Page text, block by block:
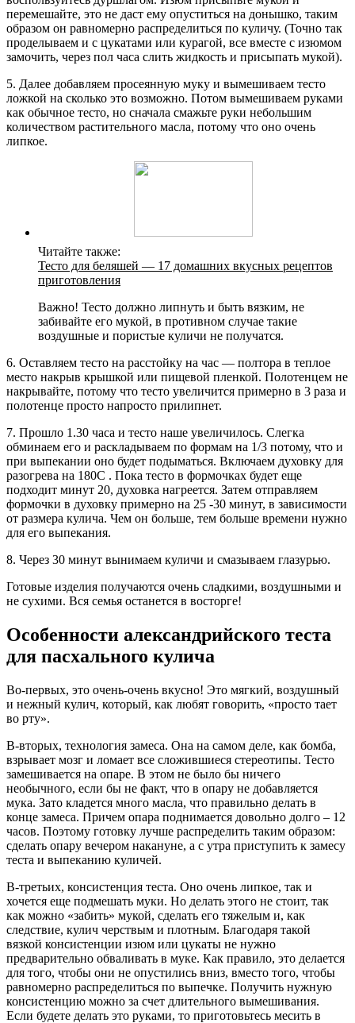
перемешайте, это не даст ему опуститься на донышко, таким
образом он равномерно распределиться по куличу. (Точно так
проделываем и с цукатами или курагой, все вместе с изюмом
замочить, через пол часа слить жидкость и присыпать мукой).
5. Далее добавляем просеянную муку и вымешиваем тесто
ложкой на сколько это возможно. Потом вымешиваем руками
как обычное тесто, но сначала смажьте руки небольшим
количеством растительного масла, потому что оно очень
липкое.
Читайте также:
Тесто для беляшей — 17 домашних вкусных рецептов
приготовления
Важно! Тесто должно липнуть и быть вязким, не
забивайте его мукой, в противном случае такие
воздушные и пористые куличи не получатся.
6. Оставляем тесто на расстойку на час — полтора в теплое
место накрыв крышкой или пищевой пленкой. Полотенцем не
накрывайте, потому что тесто увеличится примерно в 3 раза и
полотенце просто напросто прилипнет.
7. Прошло 1.30 часа и тесто наше увеличилось. Слегка
обминаем его и раскладываем по формам на 1/3 потому, что и
при выпекании оно будет подыматься. Включаем духовку для
разогрева на 180С . Пока тесто в формочках будет еще
подходит минут 20, духовка нагреется. Затем отправляем
формочки в духовку примерно на 25 -30 минут, в зависимости
от размера кулича. Чем он больше, тем больше времени нужно
для его выпекания.
8. Через 30 минут вынимаем куличи и смазываем глазурью.
Готовые изделия получаются очень сладкими, воздушными и
не сухими. Вся семья останется в восторге!
Особенности александрийского теста
для пасхального кулича
Во-первых, это очень-очень вкусно! Это мягкий, воздушный
и нежный кулич, который, как любят говорить, «просто тает
во рту».
В-вторых, технология замеса. Она на самом деле, как бомба,
взрывает мозг и ломает все сложившиеся стереотипы. Тесто
замешивается на опаре. В этом не было бы ничего
необычного, если бы не факт, что в опару не добавляется
мука. Зато кладется много масла, что правильно делать в
конце замеса. Причем опара поднимается довольно долго – 12
часов. Поэтому готовку лучше распределить таким образом:
сделать опару вечером накануне, а с утра приступить к замесу
теста и выпеканию куличей.
В-третьих, консистенция теста. Оно очень липкое, так и
хочется еще подмешать муки. Но делать этого не стоит, так
как можно «забить» мукой, сделать его тяжелым и, как
следствие, кулич черствым и плотным. Благодаря такой
вязкой консистенции изюм или цукаты не нужно
предварительно обваливать в муке. Как правило, это делается
для того, чтобы они не опустились вниз, вместо того, чтобы
равномерно распределиться по выпечке. Получить нужную
консистенцию можно за счет длительного вымешивания.
Если будете делать это руками, то приготовьтесь месить в